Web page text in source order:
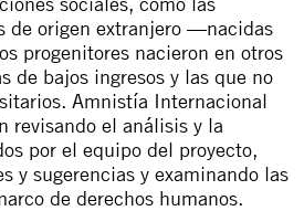
de origen extranjero —nacidas
progenitores nacieron en otros
de bajos ingresos y las que no
Amnistía Internacional
revisando el análisis y la
por el equipo del proyecto,
y sugerencias y examinando las
de derechos humanos.